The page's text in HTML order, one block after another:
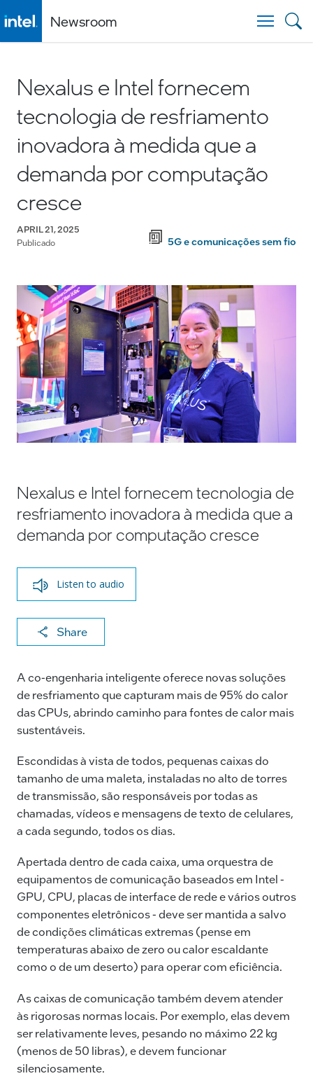
Newsroom
Nexalus e Intel fornecem
tecnologia de resfriamento
inovadora à medida que a
demanda por computação
cresce
APRIL 21, 2025
Publicado
5G e comunicações sem fio
Nexalus e Intel fornecem tecnologia de
resfriamento inovadora à medida que a
demanda por computação cresce
Listen to audio
Share
X
a
c
e
b
o
k
k
e
dI
ai
l
p
y
Li
k
A co-engenharia inteligente oferece novas soluções
de resfriamento que capturam mais de 95% do calor
das CPUs, abrindo caminho para fontes de calor mais
sustentáveis.
Escondidas à vista de todos, pequenas caixas do
tamanho de uma maleta, instaladas no alto de torres
de transmissão, são responsáveis por todas as
chamadas, vídeos e mensagens de texto de celulares,
a cada segundo, todos os dias.
Apertada dentro de cada caixa, uma orquestra de
equipamentos de comunicação baseados em Intel -
GPU, CPU, placas de interface de rede e vários outros
componentes eletrônicos - deve ser mantida a salvo
de condições climáticas extremas (pense em
temperaturas abaixo de zero ou calor escaldante
como o de um deserto) para operar com eficiência.
As caixas de comunicação também devem atender
às rigorosas normas locais. Por exemplo, elas devem
ser relativamente leves, pesando no máximo 22 kg
(menos de 50 libras), e devem funcionar
silenciosamente.